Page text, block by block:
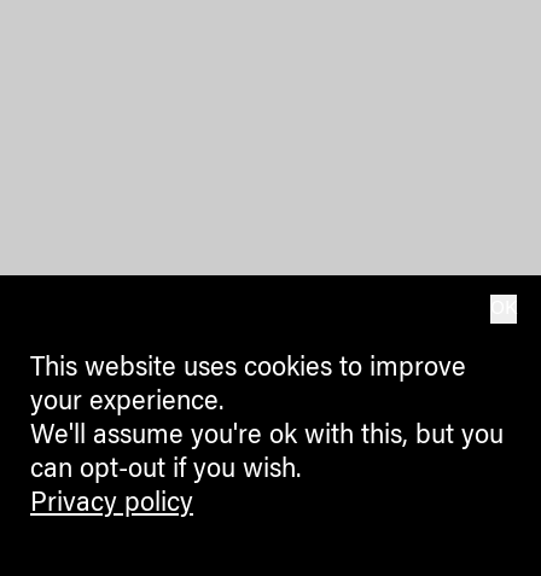
This website uses cookies to improve
your experience.
We'll assume you're ok with this, but you
can opt-out if you wish.
Privacy policy